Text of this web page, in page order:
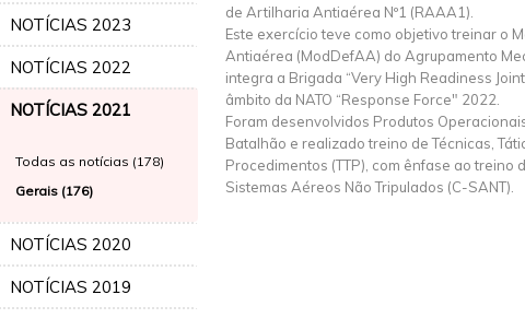
NOTÍCIAS 2023
NOTÍCIAS 2022
NOTÍCIAS 2021
Todas as notícias (178)
Gerais (176)
NOTÍCIAS 2020
NOTÍCIAS 2019
de Artilharia Antiaérea Nº1 (RAAA1).
Este exercício teve como objetivo treinar o
Antiaérea (ModDefAA) do Agrupamento
integra a Brigada “Very High Readiness
âmbito da NATO “Response Force" 2022.
Foram desenvolvidos Produtos
Batalhão e realizado treino de Técnicas,
Procedimentos (TTP), com ênfase ao treino
Sistemas Aéreos Não Tripulados (C-SANT).